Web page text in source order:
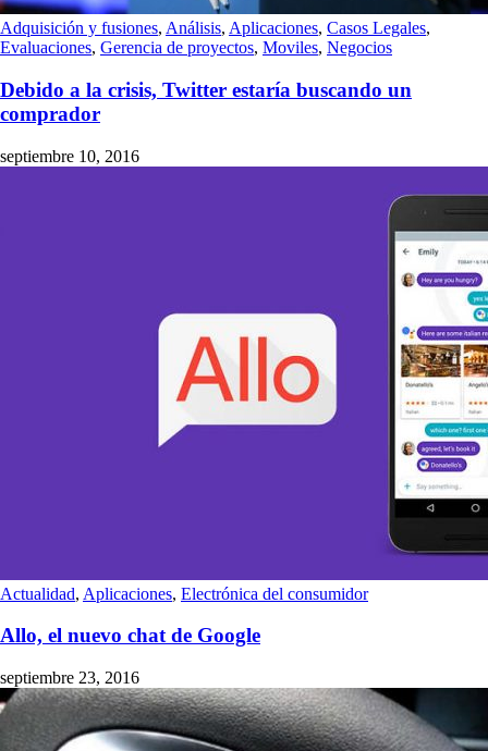
Adquisición y fusiones, Análisis, Aplicaciones, Casos Legales,
Evaluaciones, Gerencia de proyectos, Moviles, Negocios
Debido a la crisis, Twitter estaría buscando un
comprador
septiembre 10, 2016
Actualidad, Aplicaciones, Electrónica del consumidor
Allo, el nuevo chat de Google
septiembre 23, 2016